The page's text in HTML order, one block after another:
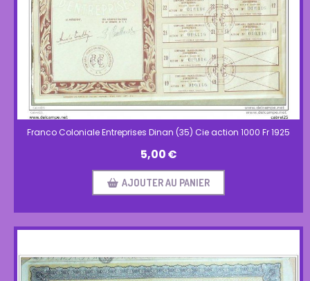
Franco Coloniale Entreprises Dinan (35) Cie action 1000 Fr 1925
5,00€
AJOUTER AU PANIER